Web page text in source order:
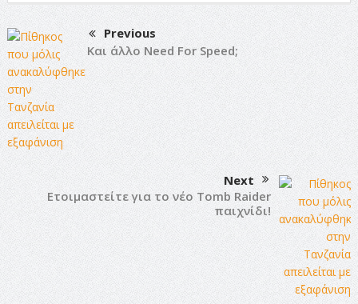
Previous
Και άλλο Need For Speed;
Next
Ετοιμαστείτε για το νέο Tomb Raider
παιχνίδι!